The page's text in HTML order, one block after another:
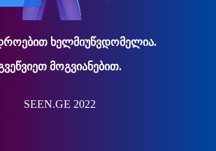
ხელმიუწვდომელია.
მოგვიანებით.
SEEN.GE 2022